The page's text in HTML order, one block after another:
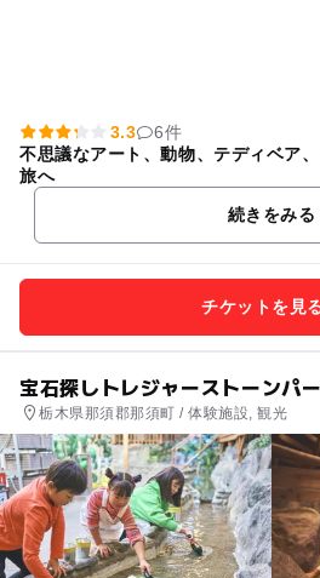
3.3
6件
不思議なアート、動物、テディベア
旅へ
続きをみる
チケットを見
宝石探しトレジャーストーンパ
栃木県那須郡那須町 / 体験施設, 観光